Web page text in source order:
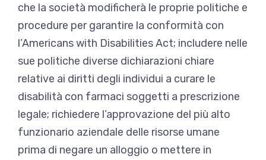
che la società modificherà le proprie politiche e
procedure per garantire la conformità con
l’Americans with Disabilities Act; includere nelle
sue politiche diverse dichiarazioni chiare
relative ai diritti degli individui a curare le
disabilità con farmaci soggetti a prescrizione
legale; richiedere l’approvazione del più alto
funzionario aziendale delle risorse umane
prima di negare un alloggio o mettere in